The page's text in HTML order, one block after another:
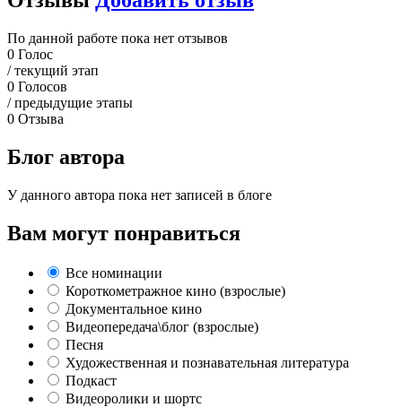
По данной работе пока нет отзывов
0 Голос
/ текущий этап
0 Голосов
/ предыдущие этапы
0 Отзыва
Блог автора
У данного автора пока нет записей в блоге
Вам могут понравиться
Все номинации
Короткометражное кино (взрослые)
Документальное кино
Видеопередача\блог (взрослые)
Песня
Художественная и познавательная литература
Подкаст
Видеоролики и шортс